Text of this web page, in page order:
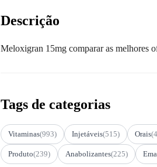
Descrição
Meloxigran 15mg comparar as melhores
Tags de categorias
Vitaminas(993) Injetáveis(515) Orais
Produto(239) Anabolizantes(225)